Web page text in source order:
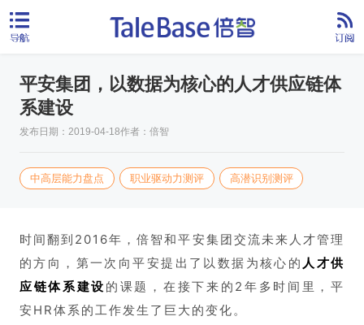
平安集团，以数据为核心的人才供应链体
系建设
发布日期：2019-04-18作者：倍智
中高层能力盘点 职业驱动力测评 高潜识别测评
时间翻到2016年，倍智和平安集团交流未来人才管理
的方向，第一次向平安提出了以数据为核心的 人才供
应链体系建设 的课题，在接下来的2年多时间里，平
安HR体系的工作发生了巨大的变化。